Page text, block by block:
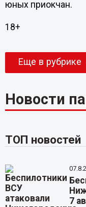
юных приокчан.
18+
Еще в рубрике
Новости
ТОП новостей
7